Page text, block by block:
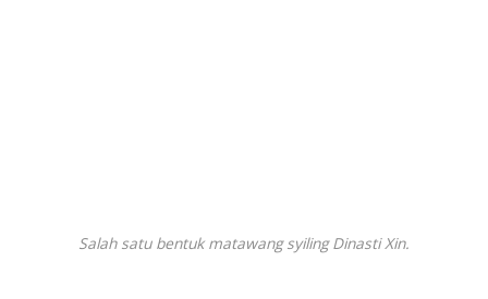
Salah satu bentuk matawang syiling Dinasti Xin.